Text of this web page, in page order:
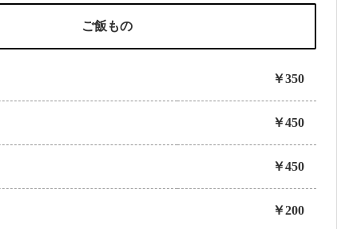
ご飯もの
￥350
￥450
￥450
￥200